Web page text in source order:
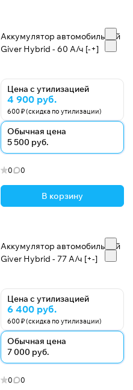
Аккумулятор автомобильный
Giver Hybrid - 60 А/ч [-+]
Цена с утилизацией
4 900 руб.
600 ₽ (скидка по утилизации)
Обычная цена
5 500 руб.
0 0
В корзину
Аккумулятор автомобильный
Giver Hybrid - 77 А/ч [+-]
Цена с утилизацией
6 400 руб.
600 ₽ (скидка по утилизации)
Обычная цена
7 000 руб.
0 0